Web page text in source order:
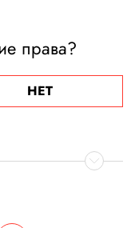
права?
НЕТ